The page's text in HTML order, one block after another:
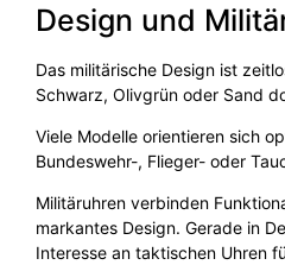
Design und
Das militärische Design ist
Schwarz, Olivgrün oder Sand
Viele Modelle orientieren sich
Bundeswehr-, Flieger- oder
Militäruhren verbinden
markantes Design. Gerade in
Interesse an taktischen Uhren